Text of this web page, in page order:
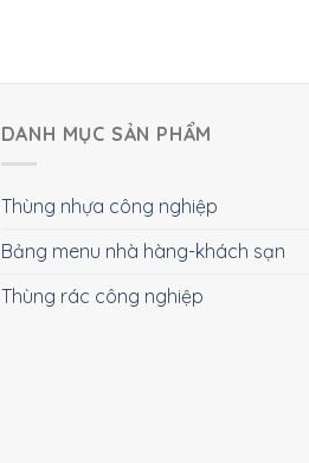
DANH MỤC SẢN PHẨM
Thùng nhựa công nghiệp
Bảng menu nhà hàng-khách sạn
Thùng rác công nghiệp